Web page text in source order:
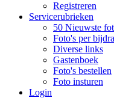
Registreren
Servicerubrieken
50 Nieuwste
Foto's per
Diverse links
Gastenboek
Foto's bestellen
Foto insturen
Login